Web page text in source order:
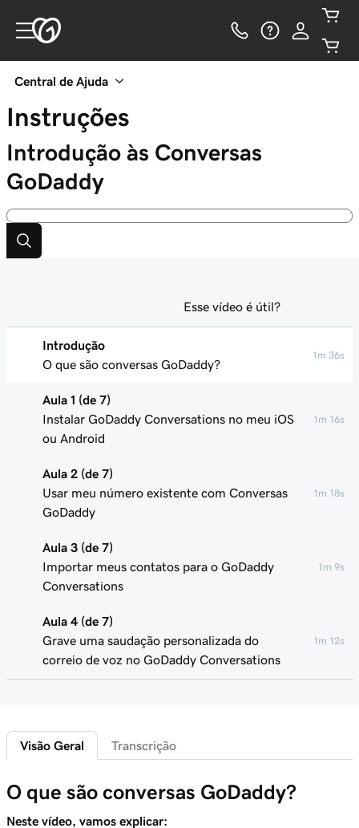
Central de Ajuda
Instruções
Introdução às Conversas
GoDaddy
Introdução
O que são conversas GoDaddy?
1m 36s
Aula 1 (de 7)
Instalar GoDaddy Conversations no meu iOS
ou Android
1m 16s
Aula 2 (de 7)
Usar meu número existente com Conversas
GoDaddy
1m 18s
Aula 3 (de 7)
Importar meus contatos para o GoDaddy
Conversations
1m 9s
Aula 4 (de 7)
Grave uma saudação personalizada do
correio de voz no GoDaddy Conversations
1m 12s
GoDaddy
Conecte uma conta comercial do Instagram
Esse vídeo é útil?
Visão Geral Transcrição
O que são conversas GoDaddy?
Neste vídeo, vamos explicar: